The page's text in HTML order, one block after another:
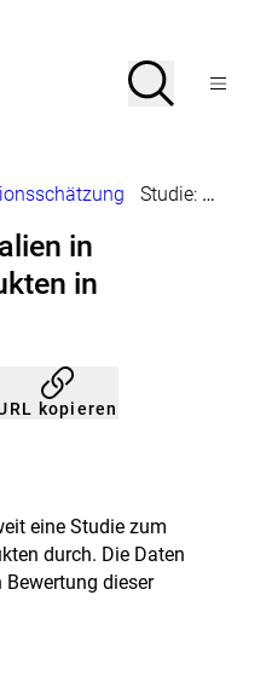
Suche
SucheMenü
Studie: Chemikalien in Verbraucherprodukten in Deutschland
in
in
kopieren
eine Studie zum
durch. Die Daten
dieser